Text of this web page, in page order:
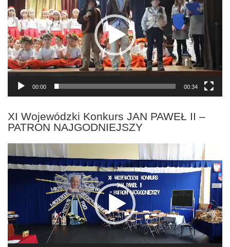
00:00 00:34
XI Wojewódzki Konkurs JAN PAWEŁ II –
PATRON NAJGODNIEJSZY
Odtwarzacz
video